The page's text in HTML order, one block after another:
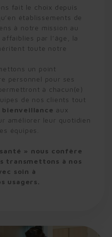
fait le choix depuis
établissements de
à notre mission au
par l’âge, la
toute notre
un point
personnel pour ses
à chacun(e)
de nos clients tout
bienveillance aux
améliorer leur quotidien
équipes.
» nous confère
transmettons à nos
soin à
usagers.